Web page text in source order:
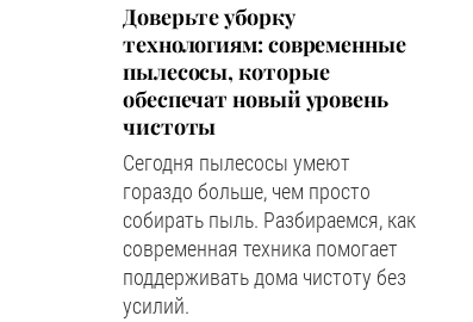
Доверьте уборку
технологиям: современные
пылесосы, которые
обеспечат новый уровень
чистоты
Сегодня пылесосы умеют
гораздо больше, чем просто
собирать пыль. Разбираемся, как
современная техника помогает
поддерживать дома чистоту без
усилий.